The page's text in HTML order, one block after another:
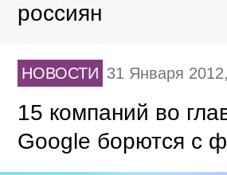
россиян
НОВОСТИ 31 Января 2012,
15 компаний во
Google борются с